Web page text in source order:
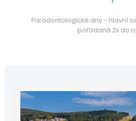
Parodontologické dny - hlavní
pořádaná 2x do